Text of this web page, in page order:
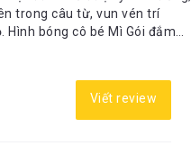
trong câu từ, vun vén trí
bóng cô bé Mì Gói đắm
các nhân vật đàn cá đầu
đất mọc lên như đóa hoa
phụ thuộc vào cách suy
đó thôi. Và quan trọng là
Viết review